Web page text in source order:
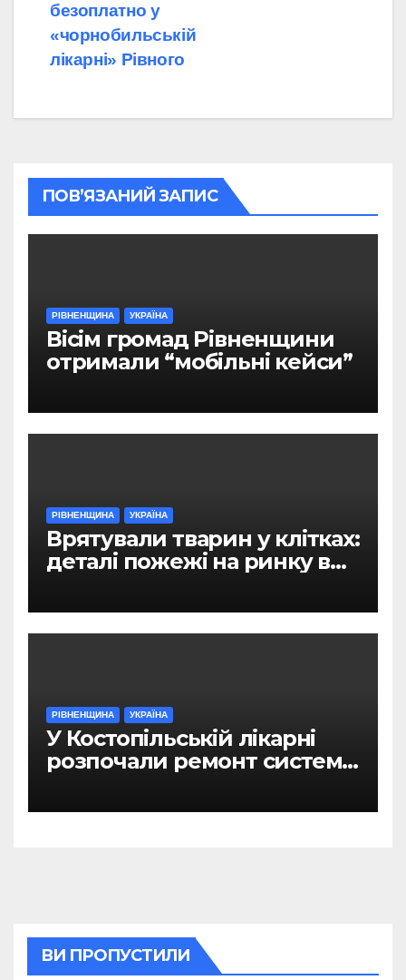
безоплатно у
«чорнобильській
лікарні» Рівного
ПОВ’ЯЗАНИЙ ЗАПИС
РІВНЕНЩИНА УКРАЇНА
Вісім громад Рівненщини
отримали “мобільні кейси”
РІВНЕНЩИНА УКРАЇНА
Врятували тварин у клітках:
деталі пожежі на ринку в
РІВНЕНЩИНА УКРАЇНА
У Костопільській лікарні
розпочали ремонт системи
ВИ ПРОПУСТИЛИ